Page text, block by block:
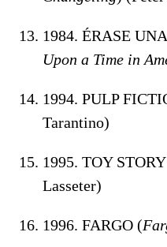
1984. ÉRASE
Upon a Time in
1994. PULP
Tarantino)
1995. TOY
Lasseter)
1996. FARGO (